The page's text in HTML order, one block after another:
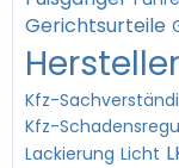
Gerichtsurteile
Hersteller
Kfz-
Kfz-
Lackierung Licht